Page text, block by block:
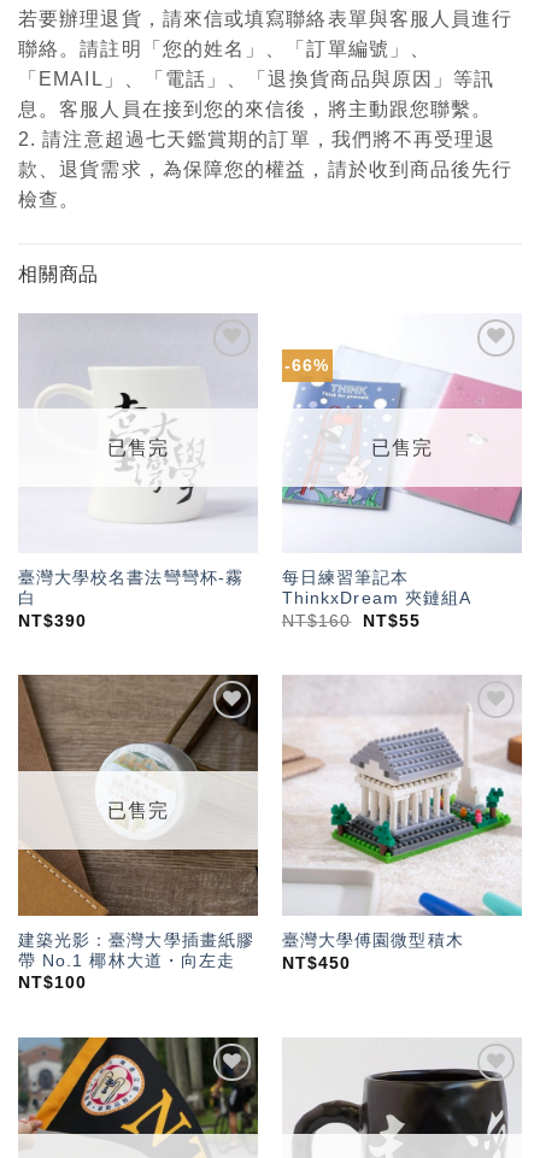
若要辦理退貨，請來信或填寫聯絡表單與客服人員進行
聯絡。請註明「您的姓名」、「訂單編號」、
「EMAIL」、「電話」、「退換貨商品與原因」等訊
息。客服人員在接到您的來信後，將主動跟您聯繫。
2. 請注意超過七天鑑賞期的訂單，我們將不再受理退
款、退貨需求，為保障您的權益，請於收到商品後先行
檢查。
相關商品
望輕
已售完
臺灣大學校名書法彎彎杯-霧
白
NT$390
-66%
「願
望輕
已售完
每日練習筆記本
ThinkxDream 夾鏈組A
NT$160 NT$55
加入
「願
望輕
已售完
建築光影：臺灣大學插畫紙膠
帶 No.1 椰林大道・向左走
NT$100
加入
「願
望輕
單」
臺灣大學傅園微型積木
NT$450
加入
「願
望輕
加入
「願
望輕
單」